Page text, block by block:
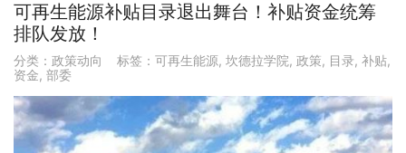
可再生能源补贴目录退出舞台！补贴资金统筹
排队发放！
分类： 政策动向 标签： 可再生能源, 坎德拉学院, 政策, 目录, 补贴,
资金, 部委